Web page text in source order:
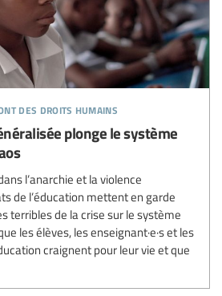
des droits humains
plonge le système
l’anarchie et la violence
de l’éducation mettent en garde
terribles de la crise sur le système
les élèves, les enseignant·e·s et les
craignent pour leur vie et que